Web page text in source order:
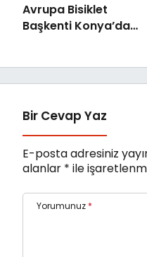
Avrupa Bisiklet
Başkenti Konya’da
Bir Cevap Yaz
E-posta adresiniz
alanlar * ile
Yorumunuz *